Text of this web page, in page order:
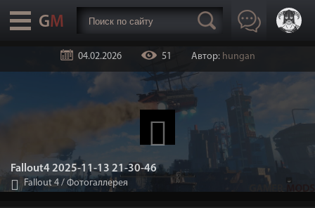
04.02.2026 51 Автор: hungan
Fallout4 2025-11-13 21-30-46
Fallout 4 / Фотогаллерея